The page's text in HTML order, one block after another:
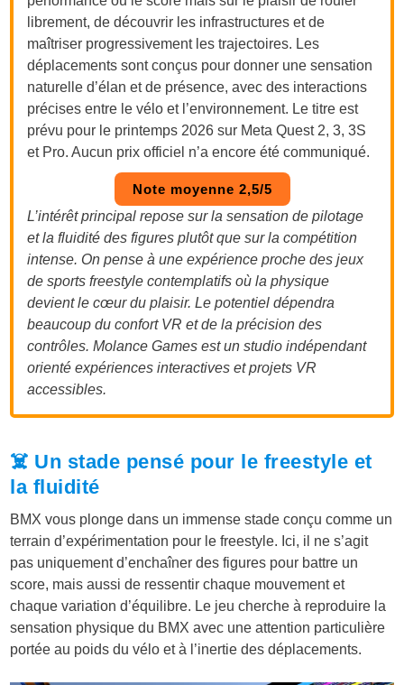
librement, de découvrir les infrastructures et de
maîtriser progressivement les trajectoires. Les
déplacements sont conçus pour donner une sensation
naturelle d’élan et de présence, avec des interactions
précises entre le vélo et l’environnement. Le titre est
prévu pour le printemps 2026 sur Meta Quest 2, 3, 3S
et Pro. Aucun prix officiel n’a encore été communiqué.
Note moyenne 2,5/5
L’intérêt principal repose sur la sensation de pilotage
et la fluidité des figures plutôt que sur la compétition
intense. On pense à une expérience proche des jeux
de sports freestyle contemplatifs où la physique
devient le cœur du plaisir. Le potentiel dépendra
beaucoup du confort VR et de la précision des
contrôles. Molance Games est un studio indépendant
orienté expériences interactives et projets VR
accessibles.
☠️ Un stade pensé pour le freestyle et
la fluidité
BMX vous plonge dans un immense stade conçu comme un
terrain d’expérimentation pour le freestyle. Ici, il ne s’agit
pas uniquement d’enchaîner des figures pour battre un
score, mais aussi de ressentir chaque mouvement et
chaque variation d’équilibre. Le jeu cherche à reproduire la
sensation physique du BMX avec une attention particulière
portée au poids du vélo et à l’inertie des déplacements.